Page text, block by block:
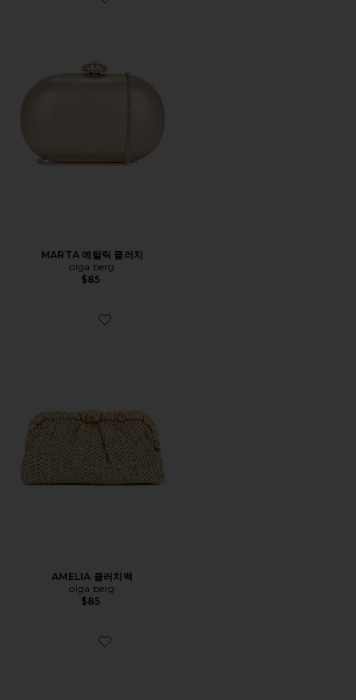
Favorite MARTA 메탈릭 클러치
MARTA 메탈릭 클러치
olga berg
$85
Favorite AMELIA 클러치백
AMELIA 클러치백
olga berg
$85
Favorite TALLY 클러치백